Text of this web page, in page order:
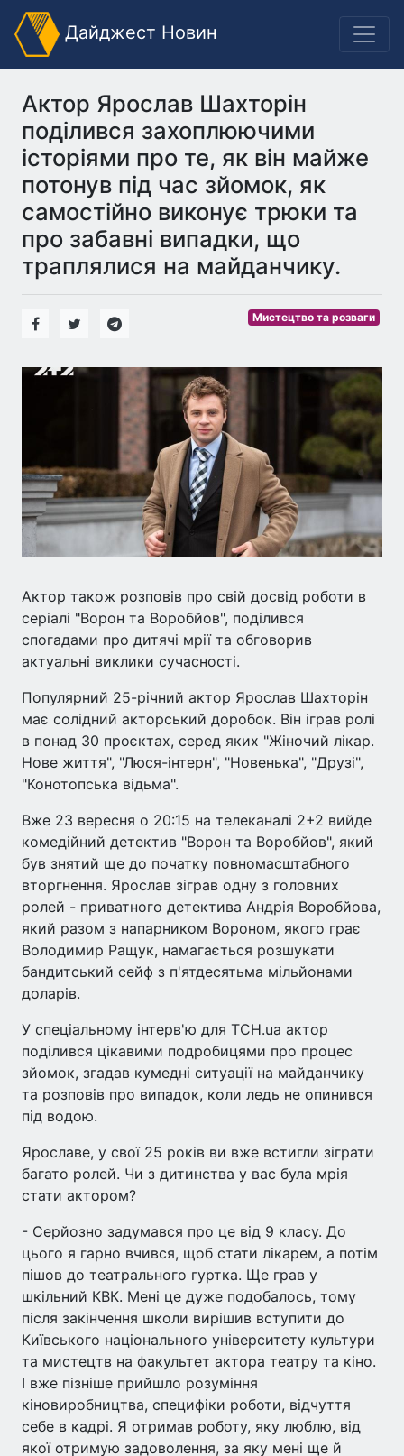
Дайджест Новин
Актор Ярослав Шахторін
поділився захоплюючими
історіями про те, як він майже
потонув під час зйомок, як
самостійно виконує трюки та
про забавні випадки, що
траплялися на майданчику.
Мистецтво та розваги
Актор також розповів про свій досвід роботи в
серіалі "Ворон та Воробйов", поділився
спогадами про дитячі мрії та обговорив
актуальні виклики сучасності.
Популярний 25-річний актор Ярослав Шахторін
має солідний акторський доробок. Він іграв ролі
в понад 30 проєктах, серед яких "Жіночий лікар.
Нове життя", "Люся-інтерн", "Новенька", "Друзі",
"Конотопська відьма".
Вже 23 вересня о 20:15 на телеканалі 2+2 вийде
комедійний детектив "Ворон та Воробйов", який
був знятий ще до початку повномасштабного
вторгнення. Ярослав зіграв одну з головних
ролей - приватного детектива Андрія Воробйова,
який разом з напарником Вороном, якого грає
Володимир Ращук, намагається розшукати
бандитський сейф з п'ятдесятьма мільйонами
доларів.
У спеціальному інтерв'ю для ТСН.ua актор
поділився цікавими подробицями про процес
зйомок, згадав кумедні ситуації на майданчику
та розповів про випадок, коли ледь не опинився
під водою.
Ярославе, у свої 25 років ви вже встигли зіграти
багато ролей. Чи з дитинства у вас була мрія
стати актором?
- Серйозно задумався про це від 9 класу. До
цього я гарно вчився, щоб стати лікарем, а потім
пішов до театрального гуртка. Ще грав у
шкільний КВК. Мені це дуже подобалось, тому
після закінчення школи вирішив вступити до
Київського національного університету культури
та мистецтв на факультет актора театру та кіно.
І вже пізніше прийшло розуміння
кіновиробництва, специфіки роботи, відчуття
себе в кадрі. Я отримав роботу, яку люблю, від
якої отримую задоволення, за яку мені ще й